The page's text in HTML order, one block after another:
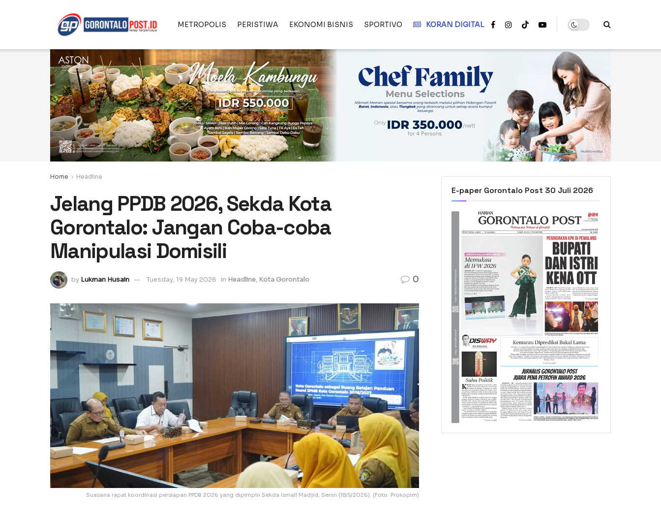
METROPOLIS PERISTIWA EKONOMI BISNIS SPORTIVO KORAN DIGITAL
Home Headline
Jelang PPDB 2026, Sekda Kota
Gorontalo: Jangan Coba-coba
Manipulasi Domisili
by Lukman Husain Tuesday, 19 May 2026 in Headline, Kota Gorontalo 0
Suasana rapat koordinasi persiapan PPDB 2026 yang dipimpin Sekda Ismail Madjid, Senin (18/5/2026). (Foto: Prokopim)
E-paper Gorontalo Post 30 Juli 2026